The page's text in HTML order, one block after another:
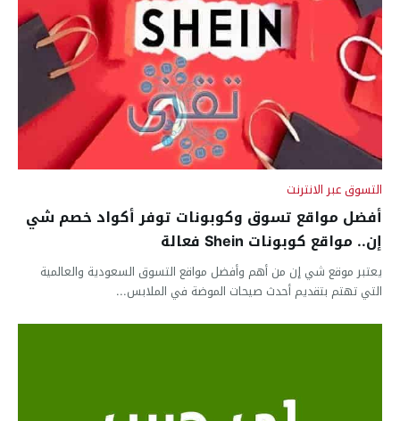
التسوق عبر الانترنت
أفضل مواقع تسوق وكوبونات توفر أكواد خصم شي
إن.. مواقع كوبونات Shein فعالة
يعتبر موقع شي إن من أهم وأفضل مواقع التسوق السعودية والعالمية
التي تهتم بتقديم أحدث صيحات الموضة في الملابس...